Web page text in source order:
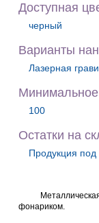
Доступная
черный
Варианты
Лазерная
Минимальное
100
Остатки на
Продукция под
фонариком.